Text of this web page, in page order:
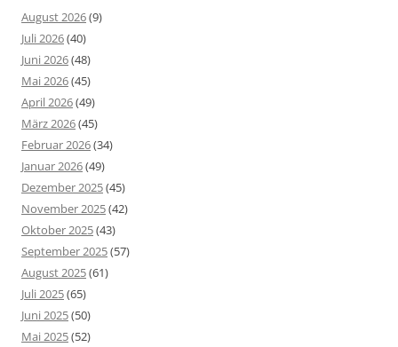
August 2026(9)
Juli 2026(40)
Juni 2026(48)
Mai 2026(45)
April 2026(49)
März 2026(45)
Februar 2026(34)
Januar 2026(49)
Dezember 2025(45)
November 2025(42)
Oktober 2025(43)
September 2025(57)
August 2025(61)
Juli 2025(65)
Juni 2025(50)
Mai 2025(52)